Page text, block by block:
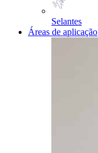
Selantes
Áreas de aplicação